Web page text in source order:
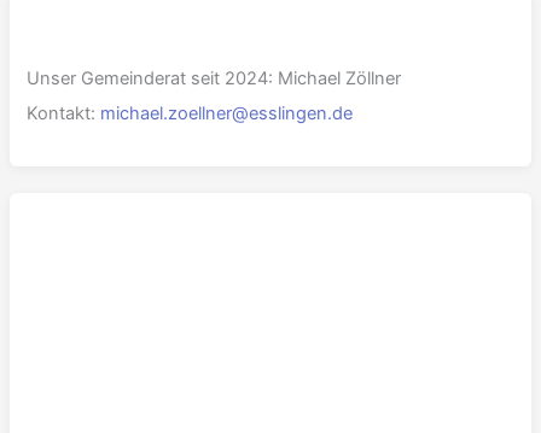
Unser Gemeinderat seit 2024: Michael Zöllner
Kontakt: michael.zoellner@esslingen.de